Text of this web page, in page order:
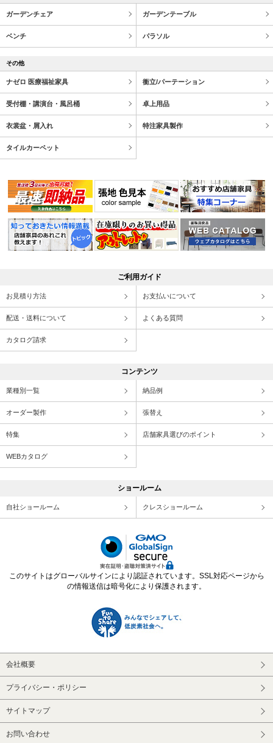
ガーデンチェア ガーデンテーブル
ベンチ パラソル
その他
ナゼロ 医療福祉家具 衝立/パーテーション
受付棚・講演台・風呂桶 卓上用品
衣裳盆・屑入れ 特注家具製作
タイルカーペット
ご利用ガイド
お見積り方法 お支払いについて
配送・送料について よくある質問
カタログ請求
コンテンツ
業種別一覧 納品例
オーダー製作 張替え
特集 店舗家具選びのポイント
WEBカタログ
ショールーム
自社ショールーム クレスショールーム
このサイトはグローバルサインにより認証されています。SSL対応ページから
の情報送信は暗号化により保護されます。
会社概要
プライバシー・ポリシー
サイトマップ
お問い合わせ